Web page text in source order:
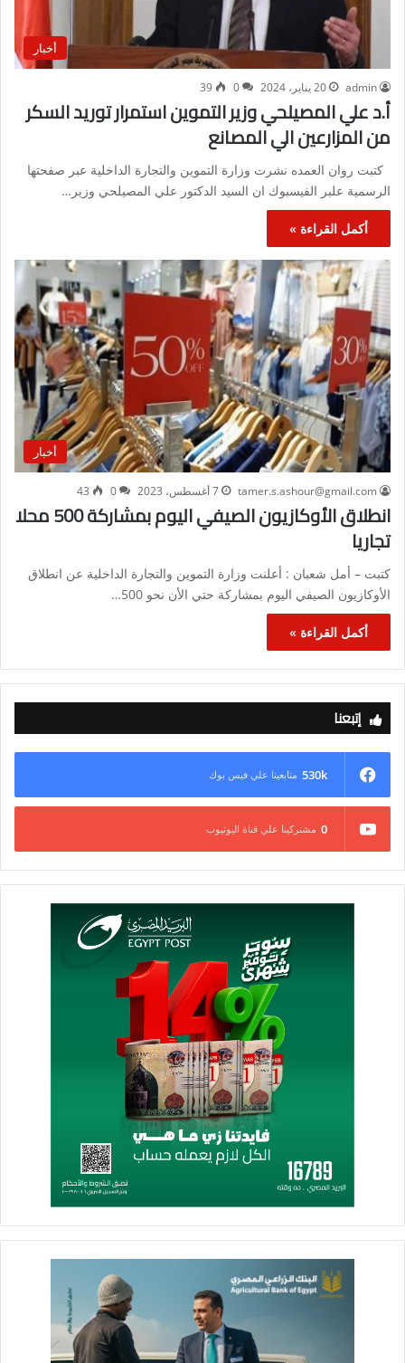
أخبار
admin 20 يناير، 2024 0
39
أ.د علي المصيلحي وزير التموين استمرار توريد السكر
من المزارعين الي المصانع
كتبت روان العمده نشرت وزارة التموين والتجارة الداخلية عبر صفحتها
الرسمية علبر الفيسبوك ان السيد الدكتور علي المصيلحي وزير…
أكمل القراءة »
أخبار
tamer.s.ashour@gmail.com 7 أغسطس، 2023 0
43
انطلاق الأوكازيون الصيفي اليوم بمشاركة 500 محلا
تجاريا
كتبت – أمل شعبان : أعلنت وزارة التموين والتجارة الداخلية عن انطلاق
الأوكازيون الصيفي اليوم بمشاركة حتي الأن نحو 500…
أكمل القراءة »
إتبعنا
530k متابعينا علي فيس بوك
0 مشتركينا علي قناة اليوتيوب